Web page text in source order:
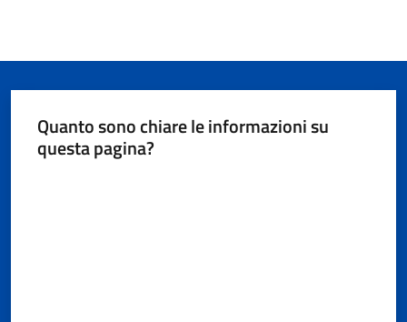
Quanto sono chiare le informazioni su
questa pagina?